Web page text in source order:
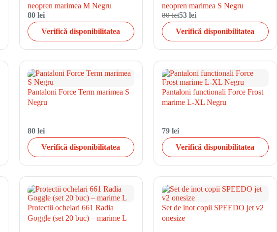
neopren marimea M Negru
80 lei
Verifică disponibilitatea
neopren marimea S Negru
80 lei53 lei
Verifică disponibilitatea
Pantaloni Force Term marimea S
Negru
80 lei
Verifică disponibilitatea
Pantaloni functionali Force Frost
marime L-XL Negru
79 lei
Verifică disponibilitatea
Protectii ochelari 661 Radia
Goggle (set 20 buc) – marime L
Set de inot copii SPEEDO jet v2
onesize